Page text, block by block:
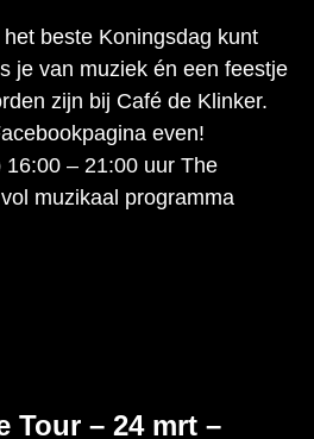
beste Koningsdag kunt
je van muziek én een feestje
zijn bij Café de Klinker.
even!
– 21:00 uur The
muzikaal programma
Tour – 24 mrt –